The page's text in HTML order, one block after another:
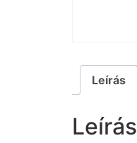
Leírás
Leírás